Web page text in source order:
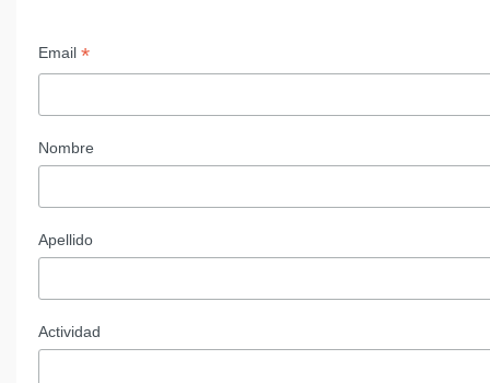
Email *
Nombre
Apellido
Actividad